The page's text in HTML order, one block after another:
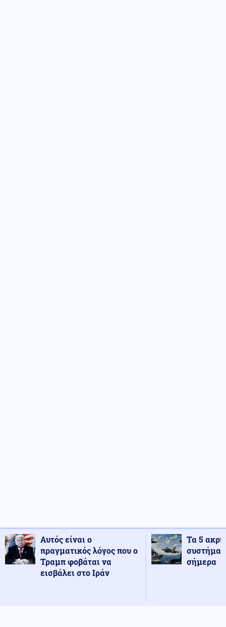
Αυτός είναι ο
πραγματικός λόγος που ο
Τραμπ φοβάται να
εισβάλει στο Ιράν
Τα 5
σήμερα